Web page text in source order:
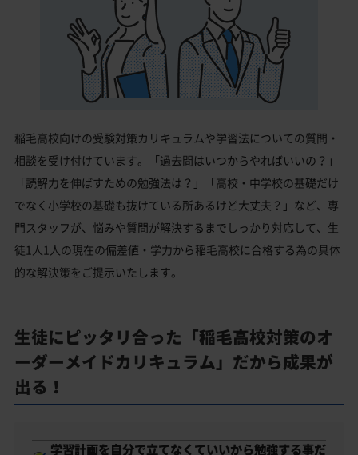
稲毛高校向けの受験対策カリキュラムや学習法についての質問・
相談を受け付けています。「過去問はいつからやればいいの？」
「読解力を伸ばすための勉強法は？」「高校・中学校の基礎だけ
でなく小学校の基礎も抜けている所あるけど大丈夫？」など、専
門スタッフが、悩みや質問が解決するまでしっかり対応して、生
徒1人1人の現在の偏差値・学力から稲毛高校に合格する為の具体
的な解決策をご提示いたします。
生徒にピッタリ合った「稲毛高校対策のオ
ーダーメイドカリキュラム」だから成果が
出る！
学習計画を自分で立てなくていいから勉強する事だ